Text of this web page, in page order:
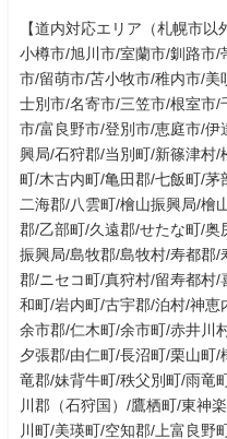
【道内対応エリア（札幌市以
小樽市/旭川市/室蘭市/釧路市/
市/留萌市/苫小牧市/稚内市/
士別市/名寄市/三笠市/根室市/
市/富良野市/登別市/恵庭市/伊
興局/石狩郡/当別町/新篠津村/
町/木古内町/亀田郡/七飯町/
二海郡/八雲町/檜山振興局/檜
郡/乙部町/久遠郡/せたな町/奥
振興局/島牧郡/島牧村/寿都郡/
郡/ニセコ町/真狩村/留寿都村
和町/岩内町/古宇郡/泊村/神
余市郡/仁木町/余市町/赤井川
夕張郡/由仁町/長沼町/栗山町
竜郡/妹背牛町/秩父別町/雨竜
川郡（石狩国）/鷹栖町/東神
川町/美瑛町/空知郡/上富良野